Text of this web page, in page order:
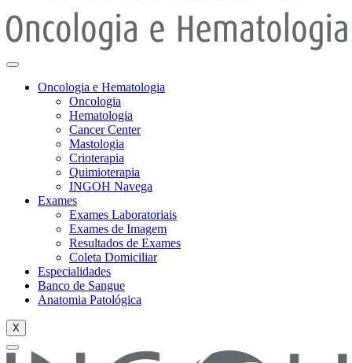
Oncologia e Hematologia
Oncologia
Hematologia
Cancer Center
Mastologia
Crioterapia
Quimioterapia
INGOH Navega
Exames
Exames Laboratoriais
Exames de Imagem
Resultados de Exames
Coleta Domiciliar
Especialidades
Banco de Sangue
Anatomia Patológica
X